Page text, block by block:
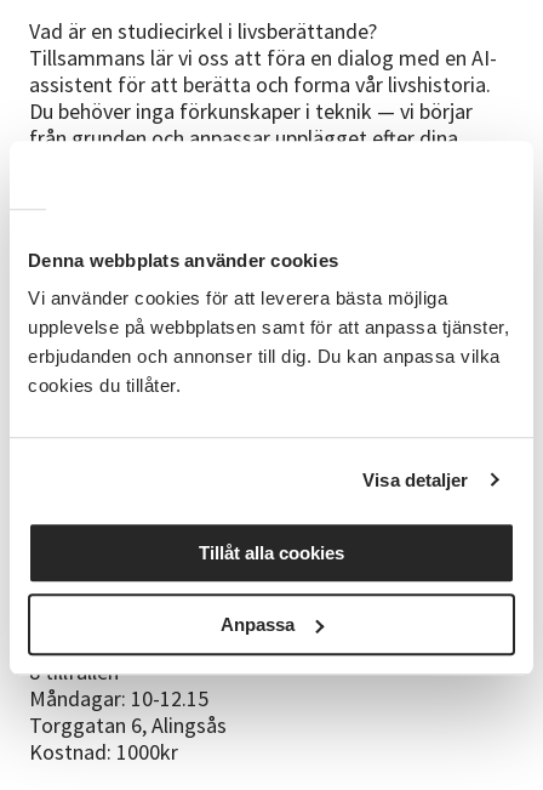
Denna webbplats använder cookies
Vi använder cookies för att leverera bästa möjliga
upplevelse på webbplatsen samt för att anpassa tjänster,
erbjudanden och annonser till dig. Du kan anpassa vilka
cookies du tillåter.
Visa detaljer
Tillåt alla cookies
Anpassa
Vad är en studiecirkel i livsberättande?
Tillsammans lär vi oss att föra en dialog med en AI-
assistent för att berätta och forma vår livshistoria.
Du behöver inga förkunskaper i teknik — vi börjar
från grunden och anpassar upplägget efter dina
Du kan genomföra denna kurs tillsammans med en
barnbarn. Du får vägledning under kurstillfällena och
gör själva arbetet delvis emellan träffarna. Ni kan
delta båda parter på kursen alt du deltar och den du
intervjuar träffar du på annan tid utanför
kurstillfällena.
Vad kommer du att lära dig?
• Hur du bearbetar och förfinar din berättelse
• Vad du bör tänka på kring integritet och säkerhet
• Hur du kritiskt granskar AI:ns svar och kontrollerar
8 tillfällen
Måndagar: 10-12.15
Torggatan 6, Alingsås
Kostnad: 1000kr